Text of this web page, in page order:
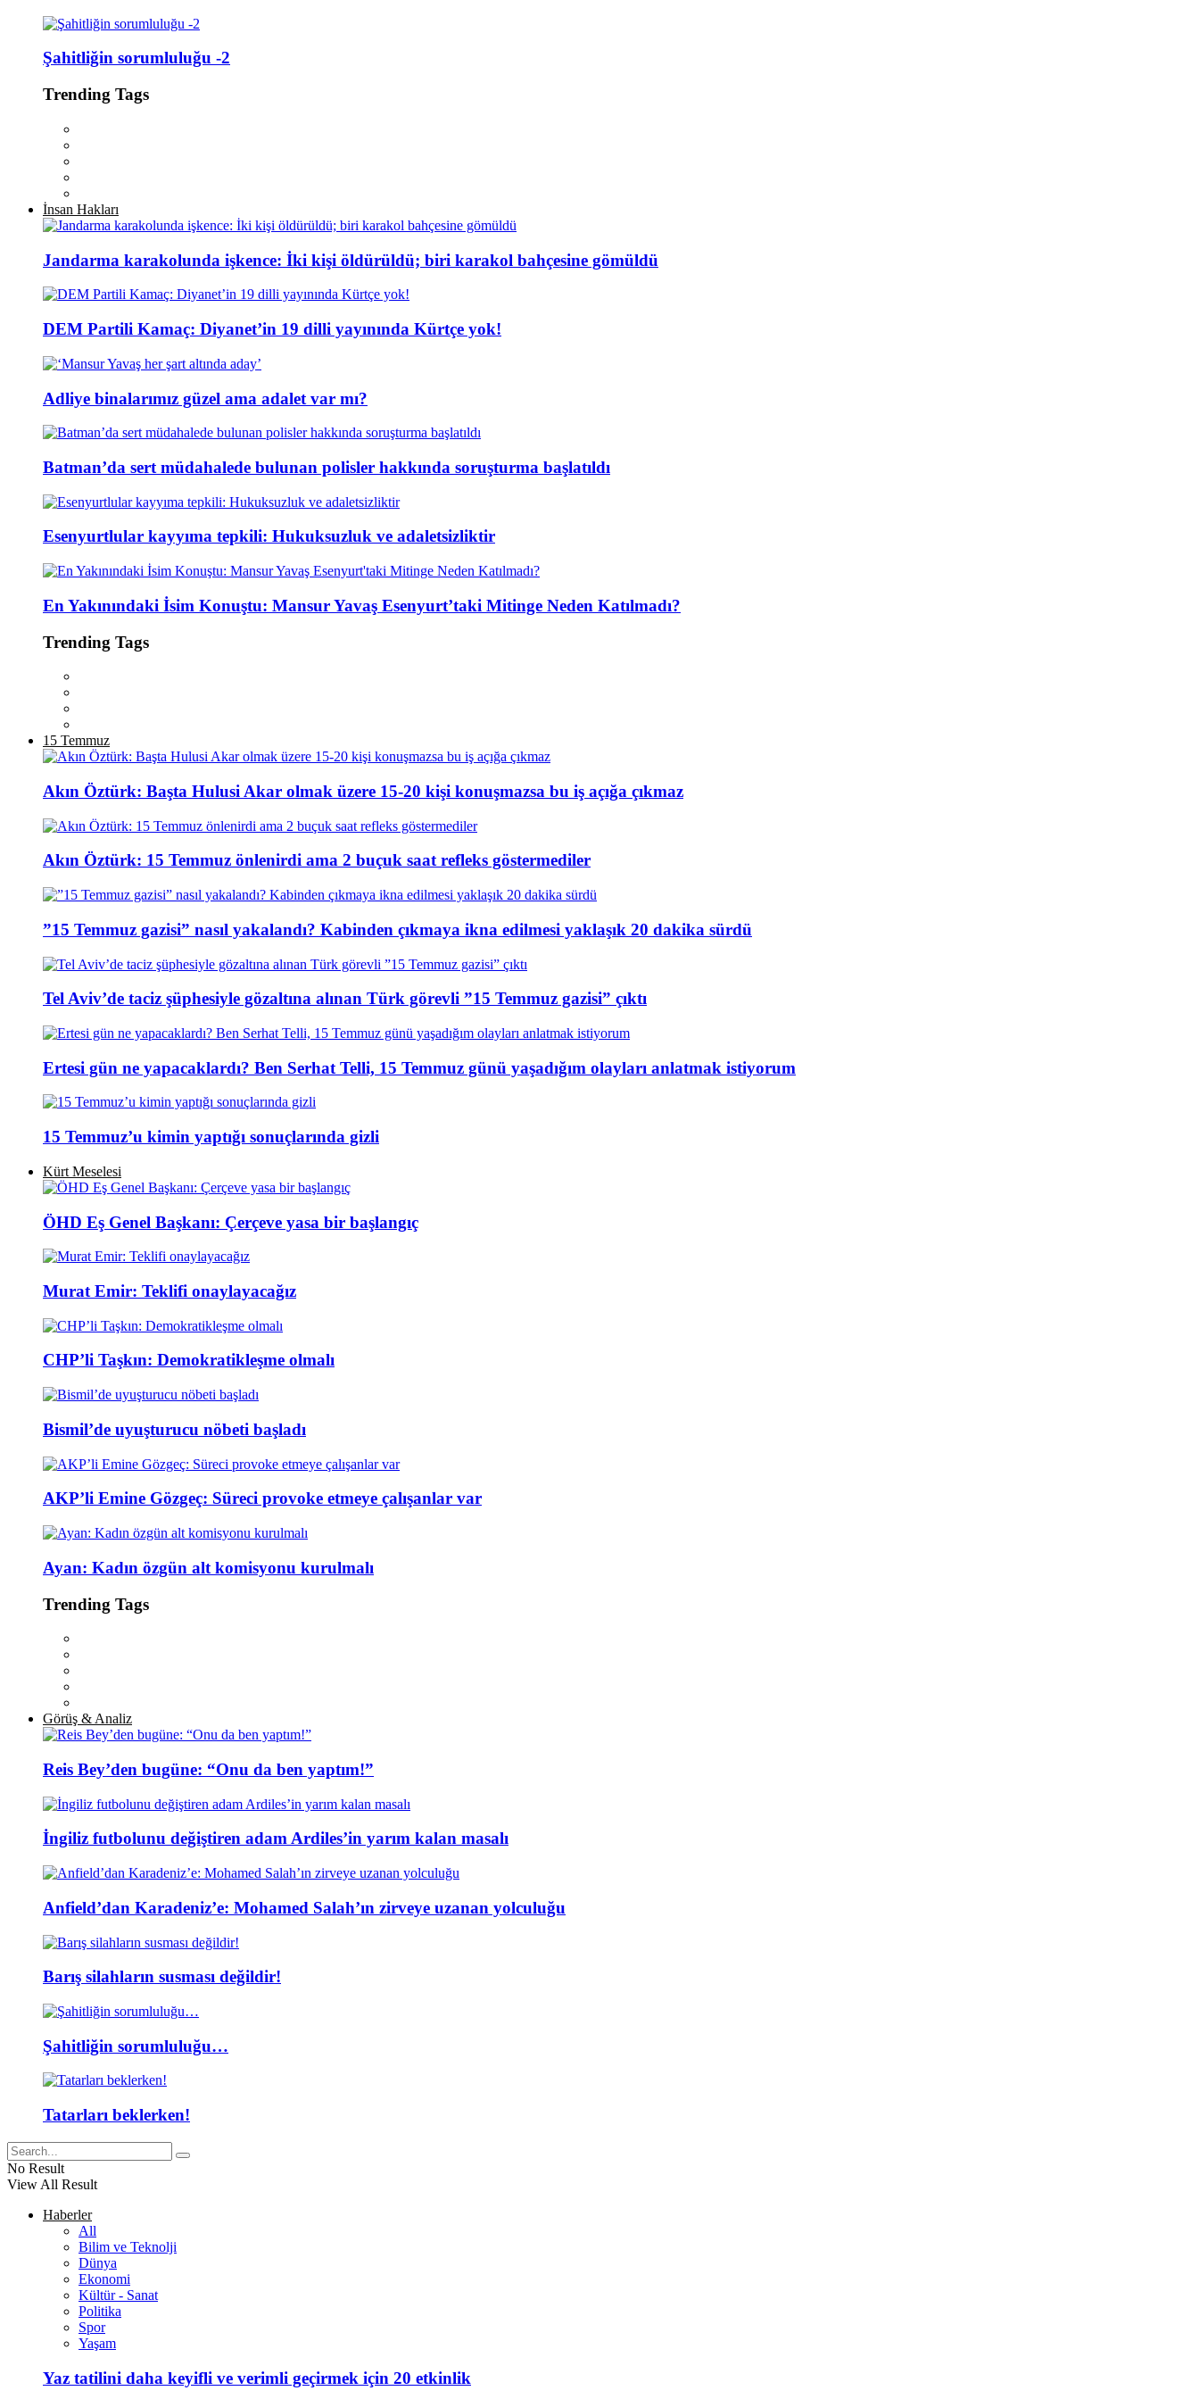
Şahitliğin sorumluluğu -2
Trending Tags
İnsan Hakları
Jandarma karakolunda işkence: İki kişi öldürüldü; biri karakol bahçesine gömüldü
DEM Partili Kamaç: Diyanet’in 19 dilli yayınında Kürtçe yok!
Adliye binalarımız güzel ama adalet var mı?
Batman’da sert müdahalede bulunan polisler hakkında soruşturma başlatıldı
Esenyurtlular kayyıma tepkili: Hukuksuzluk ve adaletsizliktir
En Yakınındaki İsim Konuştu: Mansur Yavaş Esenyurt’taki Mitinge Neden Katılmadı?
Trending Tags
15 Temmuz
Akın Öztürk: Başta Hulusi Akar olmak üzere 15-20 kişi konuşmazsa bu iş açığa çıkmaz
Akın Öztürk: 15 Temmuz önlenirdi ama 2 buçuk saat refleks göstermediler
”15 Temmuz gazisi” nasıl yakalandı? Kabinden çıkmaya ikna edilmesi yaklaşık 20 dakika sürdü
Tel Aviv’de taciz şüphesiyle gözaltına alınan Türk görevli ”15 Temmuz gazisi” çıktı
Ertesi gün ne yapacaklardı? Ben Serhat Telli, 15 Temmuz günü yaşadığım olayları anlatmak istiyorum
15 Temmuz’u kimin yaptığı sonuçlarında gizli
Kürt Meselesi
ÖHD Eş Genel Başkanı: Çerçeve yasa bir başlangıç
Murat Emir: Teklifi onaylayacağız
CHP’li Taşkın: Demokratikleşme olmalı
Bismil’de uyuşturucu nöbeti başladı
AKP’li Emine Gözgeç: Süreci provoke etmeye çalışanlar var
Ayan: Kadın özgün alt komisyonu kurulmalı
Trending Tags
Görüş & Analiz
Reis Bey’den bugüne: “Onu da ben yaptım!”
İngiliz futbolunu değiştiren adam Ardiles’in yarım kalan masalı
Anfield’dan Karadeniz’e: Mohamed Salah’ın zirveye uzanan yolculuğu
Barış silahların susması değildir!
Şahitliğin sorumluluğu…
Tatarları beklerken!
No Result
View All Result
Haberler
All
Bilim ve Teknolji
Dünya
Ekonomi
Kültür - Sanat
Politika
Spor
Yaşam
Yaz tatilini daha keyifli ve verimli geçirmek için 20 etkinlik